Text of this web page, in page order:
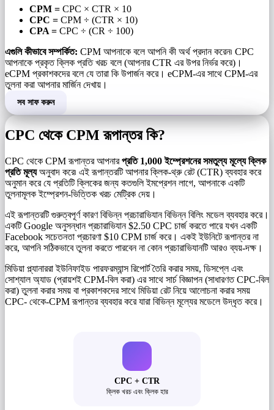
CPM = CPC × CTR × 10
CPC = CPM ÷ (CTR × 10)
CPA = CPC ÷ (CR ÷ 100)
এগুলি কীভাবে সম্পর্কিত: CPM আপনাকে বলে আপনি কী অর্থ প্রদান করেন৷ CPC
আপনাকে প্রকৃত ক্লিক প্রতি খরচ বলে (আপনার CTR এর উপর নির্ভর করে)।
eCPM প্রকাশকদের বলে যে তারা কি উপার্জন করে। eCPM-এর সাথে CPM-এর
তুলনা করা আপনার মার্জিন দেখায়।
সব সাফ করুন
CPC থেকে CPM রূপান্তর কি?
CPC থেকে CPM রূপান্তর আপনারপ্রতি 1,000 ইম্প্রেশনের সমতুল্য মূল্যে ক্লিক
প্রতি মূল্যঅনুবাদ করে৷ এই রূপান্তরটি আপনার ক্লিক-থ্রু রেট (CTR) ব্যবহার করে
অনুমান করে যে প্রতিটি ক্লিকের জন্য কতগুলি ইমপ্রেশন লাগে, আপনাকে একটি
তুলনামূলক ইম্প্রেশন-ভিত্তিক খরচ মেট্রিক দেয়।
এই রূপান্তরটি গুরুত্বপূর্ণ কারণ বিভিন্ন প্রচারাভিযান বিভিন্ন বিলিং মডেল ব্যবহার করে।
একটি Google অনুসন্ধান প্রচারাভিযান $2.50 CPC চার্জ করতে পারে যখন একটি
Facebook সচেতনতা প্রচারণা $10 CPM চার্জ করে। একই ইউনিটে রূপান্তর না
করে, আপনি সঠিকভাবে তুলনা করতে পারবেন না কোন প্রচারাভিযানটি আরও ব্যয়-দক্ষ।
মিডিয়া প্ল্যানাররা ইউনিফাইড পারফরম্যান্স রিপোর্ট তৈরি করার সময়, ডিসপ্লে এবং
সোশ্যাল অ্যাড (প্রায়শই CPM-বিল করা) এর সাথে সার্চ বিজ্ঞাপন (সাধারণত CPC-বিল
করা) তুলনা করার সময় বা প্রকাশকদের সাথে মিডিয়া রেট নিয়ে আলোচনা করার সময়
CPC- থেকে-CPM রূপান্তর ব্যবহার করে যারা বিভিন্ন মূল্যের মডেলে উদ্ধৃত করে।
CPC + CTR
ক্লিক খরচ এবং ক্লিক হার